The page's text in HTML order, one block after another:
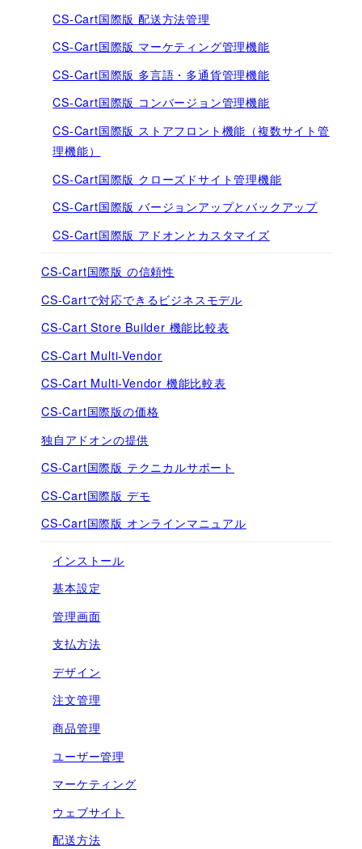
CS-Cart国際版 配送方法管理
CS-Cart国際版 マーケティング管理機能
CS-Cart国際版 多言語・多通貨管理機能
CS-Cart国際版 コンバージョン管理機能
CS-Cart国際版 ストアフロント機能（複数サイト管
理機能）
CS-Cart国際版 クローズドサイト管理機能
CS-Cart国際版 バージョンアップとバックアップ
CS-Cart国際版 アドオンとカスタマイズ
CS-Cart国際版 の信頼性
CS-Cartで対応できるビジネスモデル
CS-Cart Store Builder 機能比較表
CS-Cart Multi-Vendor
CS-Cart Multi-Vendor 機能比較表
CS-Cart国際版の価格
独自アドオンの提供
CS-Cart国際版 テクニカルサポート
CS-Cart国際版 デモ
CS-Cart国際版 オンラインマニュアル
インストール
基本設定
管理画面
支払方法
デザイン
注文管理
商品管理
ユーザー管理
マーケティング
ウェブサイト
配送方法